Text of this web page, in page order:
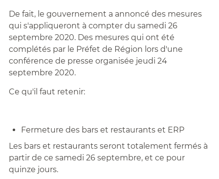
De fait, le gouvernement a annoncé des mesures
qui s'appliqueront à compter du samedi 26
septembre 2020. Des mesures qui ont été
complétés par le Préfet de Région lors d'une
conférence de presse organisée jeudi 24
septembre 2020.
Ce qu'il faut retenir:
Fermeture des bars et restaurants et ERP
Les bars et restaurants seront totalement fermés à
partir de ce samedi 26 septembre, et ce pour
quinze jours.